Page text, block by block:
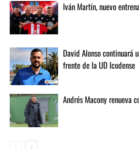
Iván Martín, nuevo
David Alonso continuará
frente de la UD Icodense
Andrés Macony renueva